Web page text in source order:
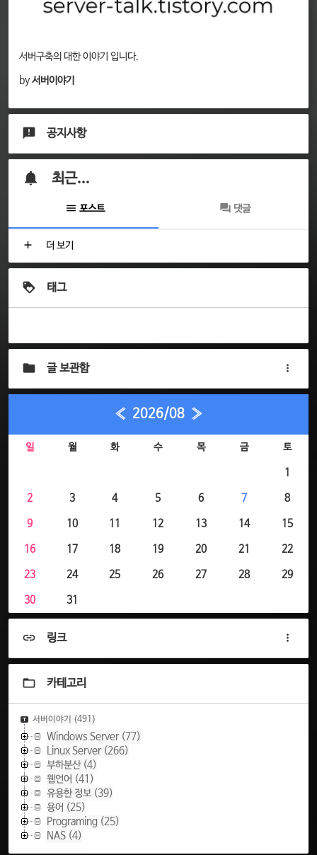
서버구축의 대한 이야기 입니다.
by서버이야기
공지사항
최근...
포스트 댓글
더 보기
태그
글 보관함
« 2026/08 »
일 월 화 수 목 금 토
1
2 3 4 5 6 7 8
9 10 11 12 13 14 15
16 17 18 19 20 21 22
23 24 25 26 27 28 29
30 31
링크
카테고리
서버이야기 (491)
Windows Server(77)
Linux Server(266)
부하분산(4)
웹언어 (41)
유용한 정보(39)
용어 (25)
Programing (25)
NAS (4)